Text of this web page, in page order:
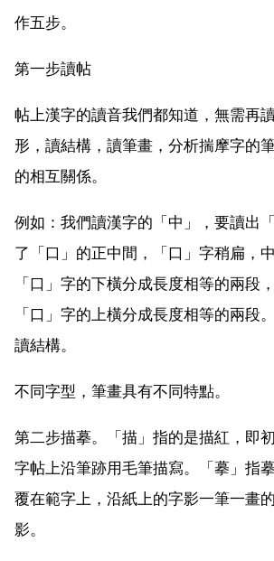
作五步。
第一步讀帖
帖上漢字的讀音我們都知道，無需再
形，讀結構，讀筆畫，分析揣摩字的
的相互關係。
例如：我們讀漢字的「中」，要讀出
了「口」的正中間，「口」字稍扁，
「口」字的下橫分成長度相等的兩段
「口」字的上橫分成長度相等的兩段
讀結構。
不同字型，筆畫具有不同特點。
第二步描摹。「描」指的是描紅，即
字帖上沿筆跡用毛筆描寫。「摹」指
覆在範字上，沿紙上的字影一筆一畫
影。